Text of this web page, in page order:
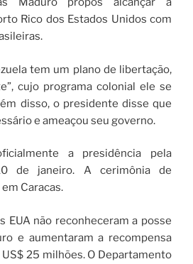
Rico dos Estados Unidos com
tem um plano de libertação,
cujo programa colonial ele se
disso, o presidente disse que
e ameaçou seu governo.
a presidência pela
de janeiro. A cerimônia de
Caracas.
EUA não reconheceram a posse
e aumentaram a recompensa
25 milhões. O Departamento